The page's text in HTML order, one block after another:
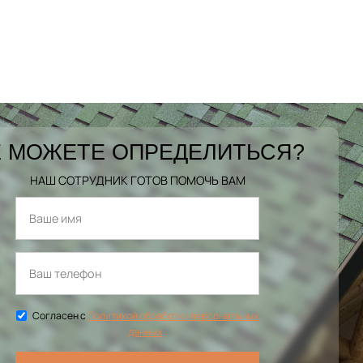
МОЖЕТЕ ОПРЕДЕЛИТЬСЯ?
НАШ СОТРУДНИК ГОТОВ ПОМОЧЬ ВАМ
Согласен сПолитикой обработки персональных
данных